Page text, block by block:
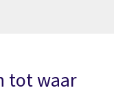
tot waar